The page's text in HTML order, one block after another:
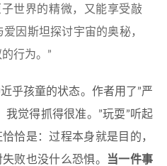
世界的精微，又能享受敲
因斯坦探讨宇宙的奥秘，
行为。”
乎孩童的状态。作者用了”严
我觉得抓得很准。”玩耍”听起
恰是：过程本身就是目的，
败也没什么恐惧。
当一件事